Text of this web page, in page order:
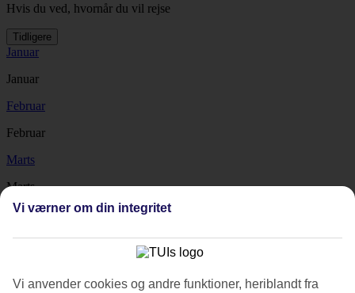
Hvis du ved, hvornår du vil rejse
Tidligere
Januar
Januar
Februar
Februar
Marts
Marts
April
April
Vi værner om din integritet
Vi anvender cookies og andre funktioner, heriblandt fra